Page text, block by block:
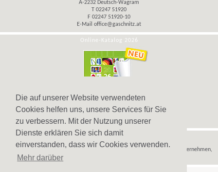
Die auf unserer Website verwendeten
Cookies helfen uns, unsere Services für Sie
zu verbessern. Mit der Nutzung unserer
Dienste erklären Sie sich damit
einverstanden, dass wir Cookies verwenden.
Mehr darüber
A-2232 Deutsch-Wagram
T 02247 51920
F 02247 51920-10
E-Mail office@gaschnitz.at
Online-Katalog 2026
Hinweis
Werbeartikel
nur an Unternehmen,